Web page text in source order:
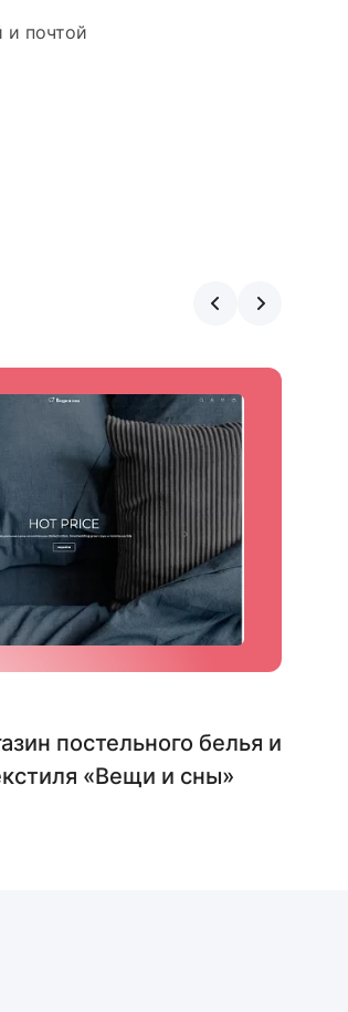
и почтой
постельного белья и
«Вещи и сны»